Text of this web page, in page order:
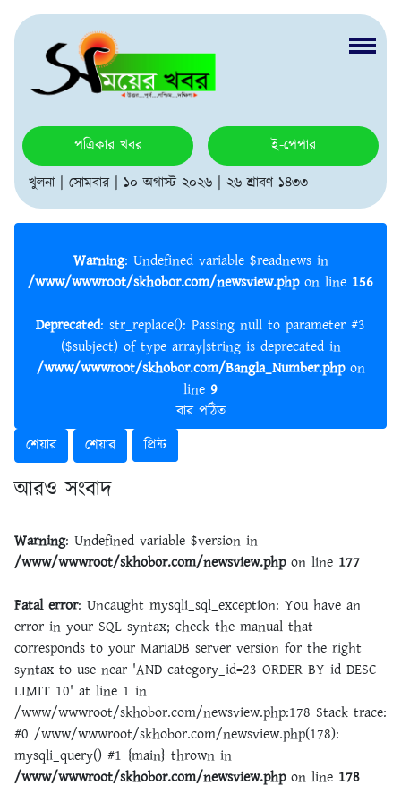
পত্রিকার খবর
ই-পেপার
খুলনা | সোমবার | ১০ অগাস্ট ২০২৬ | ২৬ শ্রাবণ ১৪৩৩
Warning : Undefined variable $readnews in
/www/wwwroot/skhobor.com/newsview.phpon line 156
Deprecated: str_replace(): Passing null to parameter #3
($subject) of type array|string is deprecated in
/www/wwwroot/skhobor.com/Bangla_Number.phpon
line 9
বার পঠিত
শেয়ার
শেয়ার প্রিন্ট
আরও সংবাদ
Warning: Undefined variable $version in
/www/wwwroot/skhobor.com/newsview.phpon line 177
Fatal error: Uncaught mysqli_sql_exception: You have an
error in your SQL syntax; check the manual that
corresponds to your MariaDB server version for the right
syntax to use near 'AND category_id=23 ORDER BY id DESC
LIMIT 10' at line 1 in
/www/wwwroot/skhobor.com/newsview.php:178 Stack trace:
#0 /www/wwwroot/skhobor.com/newsview.php(178):
mysqli_query() #1 {main} thrown in
/www/wwwroot/skhobor.com/newsview.phpon line 178